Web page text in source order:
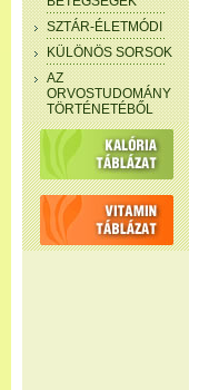
SZTÁR-ÉLETMÓDI
KÜLÖNÖS SORSOK
AZ
ORVOSTUDOMÁNY
TÖRTÉNETÉBŐL